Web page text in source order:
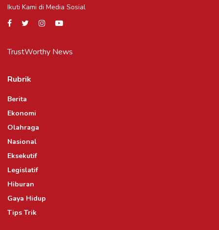
Ikuti Kami di Media Sosial
TrustWorthy News
Rubrik
Berita
Ekonomi
Olahraga
Nasional
Eksekutif
Legislatif
Hiburan
Gaya Hidup
Tips Trik